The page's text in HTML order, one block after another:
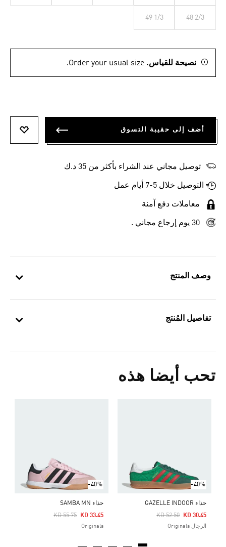
وصف المنتج
تفاصيل المُنتج
تحب أيضا هذه
-40%
حذاء GAZELLE INDOOR
Price Reduced From
KD 52.50
To KD 30.45
الرجال Originals
-40%
حذاء SAMBA MN
Price Reduced From
KD 55.75
To KD 33.45
Originals
48 2/3
49 1/3
نصيحة للقياس. Order your usual size.
أضف إلى حقيبة التسوق
توصيل مجاني عند الشراء بأكثر من 35 د.ك
التوصيل خلال 5-7 أيام عمل
معاملات دفع آمنة